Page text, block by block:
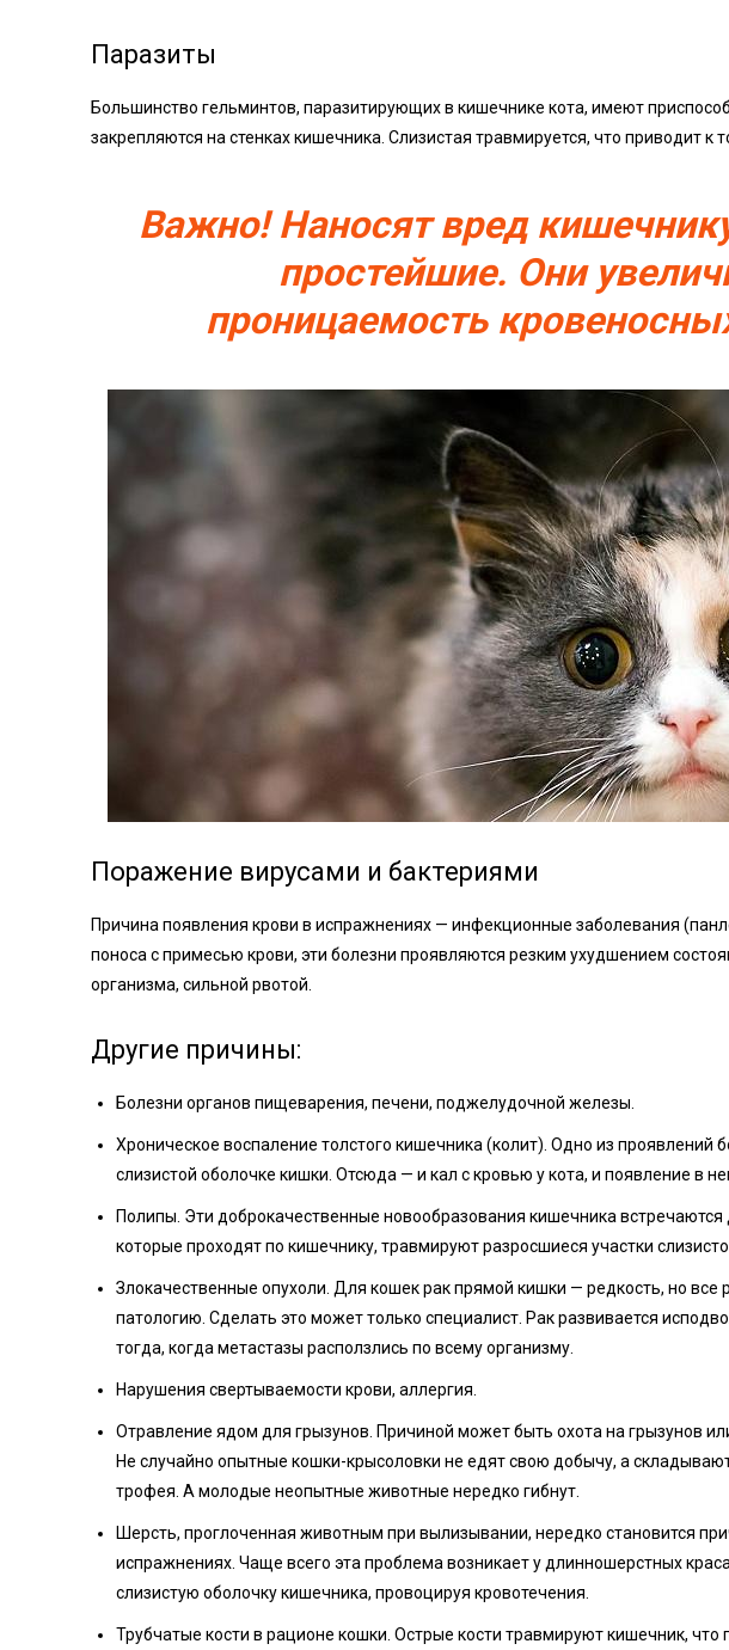
Паразиты
Большинство гельминтов, паразитирующих в кишечнике кота, имеют
закрепляются на стенках кишечника. Слизистая травмируется, что приводит к
Важно! Наносят вред
простейшие. Они
проницаемость
Поражение вирусами и бактериями
Причина появления крови в испражнениях — инфекционные заболевания
поноса с примесью крови, эти болезни проявляются резким ухудшением
организма, сильной рвотой.
Другие причины:
Болезни органов пищеварения, печени, поджелудочной железы.
Хроническое воспаление толстого кишечника (колит). Одно из проявлений
слизистой оболочке кишки. Отсюда — и кал с кровью у кота, и появление в
Полипы. Эти доброкачественные новообразования кишечника
которые проходят по кишечнику, травмируют разросшиеся участки
Злокачественные опухоли. Для кошек рак прямой кишки — редкость, но все
патологию. Сделать это может только специалист. Рак развивается
тогда, когда метастазы расползлись по всему организму.
Нарушения свертываемости крови, аллергия.
Отравление ядом для грызунов. Причиной может быть охота на грызунов
Не случайно опытные кошки-крысоловки не едят свою добычу, а
трофея. А молодые неопытные животные нередко гибнут.
Шерсть, проглоченная животным при вылизывании, нередко становится
испражнениях. Чаще всего эта проблема возникает у длинношерстных
слизистую оболочку кишечника, провоцируя кровотечения.
Трубчатые кости в рационе кошки. Острые кости травмируют кишечник,